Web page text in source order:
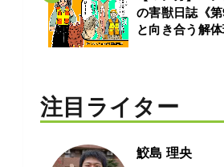
の害獣日誌《
と向き合う解
注目ライター
鮫島 理央